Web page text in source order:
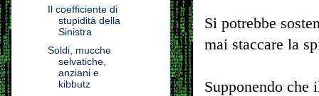
Si potrebbe
mai staccare la
Supponendo
Il coefficiente di
stupidità della
Sinistra
Soldi, mucche
selvatiche,
anziani e
kibbutz